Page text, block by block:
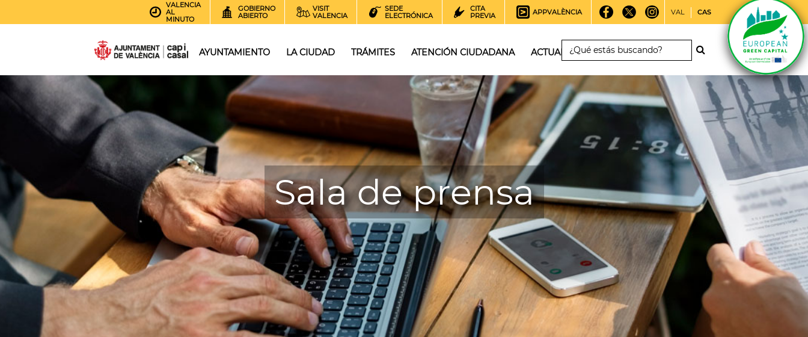
VALENCIA
AL
MINUTO
GOBIERNO
ABIERTO
VISIT
VALENCIA
SEDE
ELECTRÓNICA
CITA
PREVIA
APPVALÈNCIA VAL CAS
AYUNTAMIENTO LA CIUDAD TRÁMITES ATENCIÓN CIUDADANA ACTUALIDAD
Sala de prensa